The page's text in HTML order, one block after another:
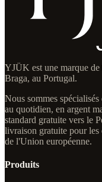
YJÜK est une marque
Braga, au Portugal.
Nous sommes
au quotidien, en argent
standard gratuite vers le
livraison gratuite pour les
de l'Union européenne.
Produits